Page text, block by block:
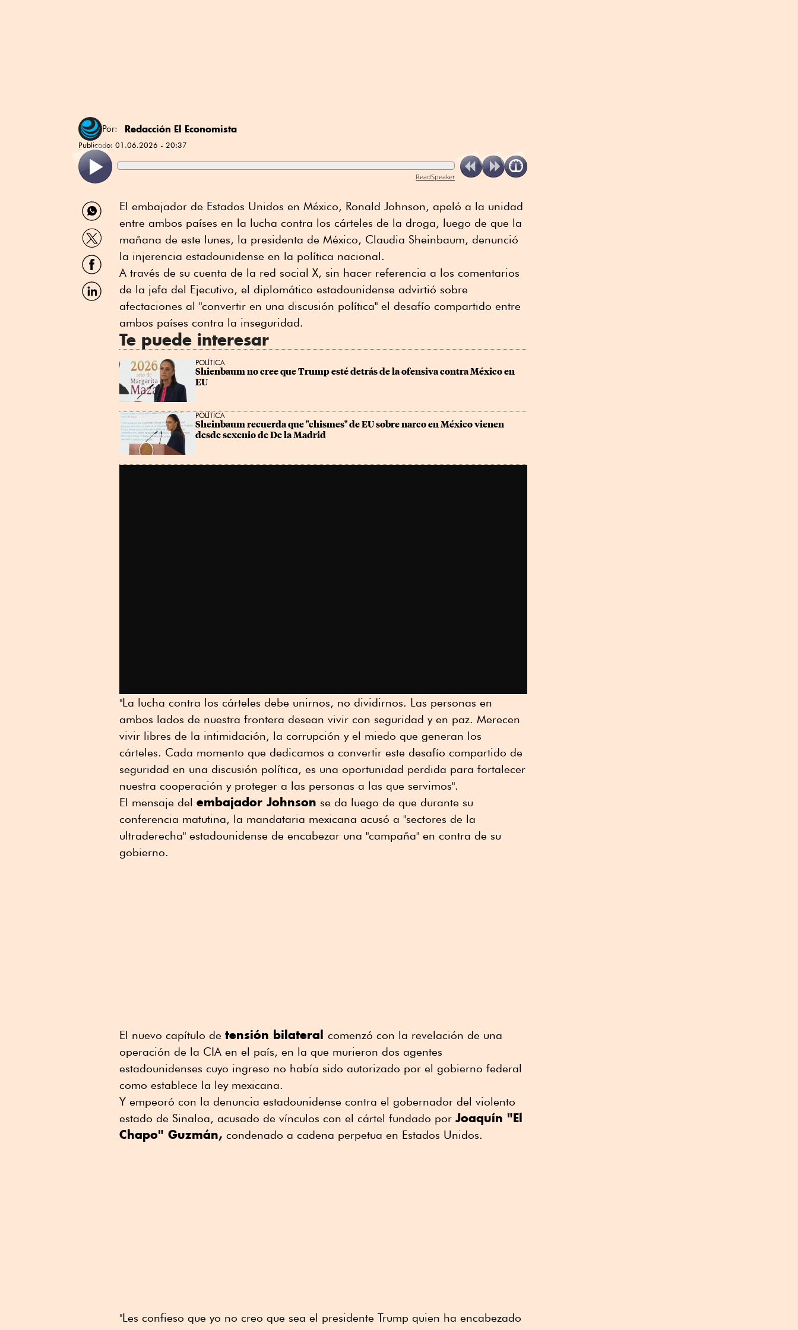
Por: Redacción El Economista
Publicado: 01.06.2026 - 20:37
ReadSpeaker
Compartir
por
WhatsApp
Compartir
por
Twitter
Compartir
por
Facebook
Compartir
por
El embajador de Estados Unidos en México, Ronald Johnson, apeló a la unidad
entre ambos países en la lucha contra los cárteles de la droga, luego de que la
mañana de este lunes, la presidenta de México, Claudia Sheinbaum, denunció
la injerencia estadounidense en la política nacional.
A través de su cuenta de la red social X, sin hacer referencia a los comentarios
de la jefa del Ejecutivo, el diplomático estadounidense advirtió sobre
afectaciones al "convertir en una discusión política" el desafío compartido entre
ambos países contra la inseguridad.
Te puede interesar
POLÍTICA
Shienbaum no cree que Trump esté detrás de la ofensiva contra México en
EU
POLÍTICA
Sheinbaum recuerda que "chismes" de EU sobre narco en México vienen
desde sexenio de De la Madrid
"La lucha contra los cárteles debe unirnos, no dividirnos. Las personas en
ambos lados de nuestra frontera desean vivir con seguridad y en paz. Merecen
vivir libres de la intimidación, la corrupción y el miedo que generan los
cárteles. Cada momento que dedicamos a convertir este desafío compartido de
seguridad en una discusión política, es una oportunidad perdida para fortalecer
nuestra cooperación y proteger a las personas a las que servimos".
El mensaje del embajador Johnson se da luego de que durante su
conferencia matutina, la mandataria mexicana acusó a "sectores de la
ultraderecha" estadounidense de encabezar una "campaña" en contra de su
gobierno.
El nuevo capítulo de tensión bilateral comenzó con la revelación de una
operación de la CIA en el país, en la que murieron dos agentes
estadounidenses cuyo ingreso no había sido autorizado por el gobierno federal
como establece la ley mexicana.
Y empeoró con la denuncia estadounidense contra el gobernador del violento
estado de Sinaloa, acusado de vínculos con el cártel fundado por Joaquín "El
Chapo" Guzmán, condenado a cadena perpetua en Estados Unidos.
"Les confieso que yo no creo que sea el presidente Trump quien ha encabezado